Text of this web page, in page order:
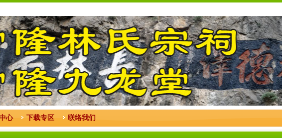
心 下载专区 联络我们